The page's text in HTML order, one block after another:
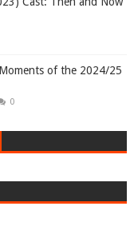
of the 2024/25
0